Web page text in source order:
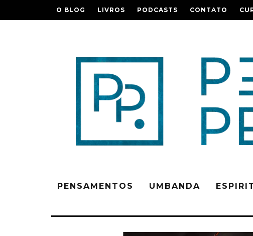
O BLOG LIVROS PODCASTS CONTATO
PENSAMENTOS UMBANDA